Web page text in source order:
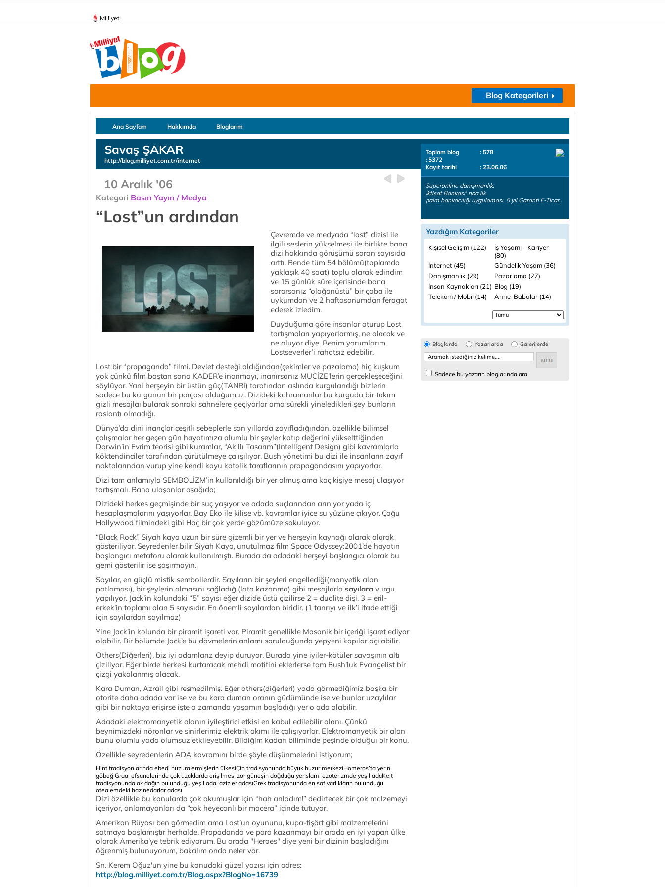
Milliyet
Blog Kategorileri
Ana Sayfam Hakkımda Bloglarım
Savaş ŞAKAR
http://blog.milliyet.com.tr/internet
10 Aralık '06
Kategori Basın Yayın / Medya
“Lost”un ardından
Çevremde ve medyada “lost” dizisi ile
ilgili seslerin yükselmesi ile birlikte bana
dizi hakkında görüşümü soran sayısıda
arttı. Bende tüm 54 bölümü(toplamda
yaklaşık 40 saat) toplu olarak edindim
ve 15 günlük süre içerisinde bana
sorarsanız “olağanüstü” bir çaba ile
uykumdan ve 2 haftasonumdan feragat
ederek izledim.
Duyduğuma göre insanlar oturup Lost
tartışmaları yapıyorlarmış, ne olacak ve
ne oluyor diye. Benim yorumlarım
Lostseverler’i rahatsız edebilir.
Lost bir “propaganda” filmi. Devlet desteği aldığından(çekimler ve pazalama) hiç kuşkum
yok çünkü film baştan sona KADER’e inanmayı, inanırsanız MUCİZE’lerin gerçekleşeceğini
söylüyor. Yani herşeyin bir üstün güç(TANRI) tarafından aslında kurgulandığı bizlerin
sadece bu kurgunun bir parçası olduğumuz. Dizideki kahramanlar bu kurguda bir takım
gizli mesajlaı bularak sonraki sahnelere geçiyorlar ama sürekli yineledikleri şey bunların
raslantı olmadığı.
Dünya’da dini inançlar çeşitli sebeplerle son yıllarda zayıfladığından, özellikle bilimsel
çalışmalar her geçen gün hayatımıza olumlu bir şeyler katıp değerini yükselttiğinden
Darwin’in Evrim teorisi gibi kuramlar, “Akıllı Tasarım”(Intelligent Design) gibi kavramlarla
köktendinciler tarafından çürütülmeye çalışılıyor. Bush yönetimi bu dizi ile insanların zayıf
noktalarından vurup yine kendi koyu katolik taraflarının propagandasını yapıyorlar.
Dizi tam anlamıyla SEMBOLİZM’in kullanıldığı bir yer olmuş ama kaç kişiye mesaj ulaşıyor
tartışmalı. Bana ulaşanlar aşağıda;
Dizideki herkes geçmişinde bir suç yaşıyor ve adada suçlarından arınıyor yada iç
hesaplaşmalarını yaşıyorlar. Bay Eko ile kilise vb. kavramlar iyice su yüzüne çıkıyor. Çoğu
Hollywood filmindeki gibi Haç bir çok yerde gözümüze sokuluyor.
“Black Rock” Siyah kaya uzun bir süre gizemli bir yer ve herşeyin kaynağı olarak olarak
gösteriliyor. Seyredenler bilir Siyah Kaya, unutulmaz film Space Odyssey:2001’de hayatın
başlangıcı metaforu olarak kullanılmıştı. Burada da adadaki herşeyi başlangıcı olarak bu
gemi gösterilir ise şaşırmayın.
Sayılar, en güçlü mistik sembollerdir. Sayıların bir şeyleri engellediği(manyetik alan
patlaması), bir şeylerin olmasını sağladığı(loto kazanma) gibi mesajlarla sayılara vurgu
yapılıyor. Jack’in kolundaki “5” sayısı eğer dizide üstü çizilirse 2 = dualite dişi, 3 = eril-
erkek’in toplamı olan 5 sayısıdır. En önemli sayılardan biridir. (1 tanrıyı ve ilk’i ifade ettiği
için sayılardan sayılmaz)
Yine Jack’in kolunda bir piramit işareti var. Piramit genellikle Masonik bir içeriği işaret ediyor
olabilir. Bir bölümde Jack’e bu dövmelerin anlamı sorulduğunda yepyeni kapılar açılabilir.
Others(Diğerleri), biz iyi adamlarız deyip duruyor. Burada yine iyiler-kötüler savaşının altı
çiziliyor. Eğer birde herkesi kurtaracak mehdi motifini eklerlerse tam Bush’luk Evangelist bir
çizgi yakalanmış olacak.
Kara Duman, Azrail gibi resmedilmiş. Eğer others(diğerleri) yada görmediğimiz başka bir
otorite daha adada var ise ve bu kara duman oranın güdümünde ise ve bunlar uzaylılar
gibi bir noktaya erişirse işte o zamanda yaşamın başladığı yer o ada olabilir.
Adadaki elektromanyetik alanın iyileştirici etkisi en kabul edilebilir olanı. Çünkü
beynimizdeki nöronlar ve sinirlerimiz elektrik akımı ile çalışıyorlar. Elektromanyetik bir alan
bunu olumlu yada olumsuz etkileyebilir. Bildiğim kadarı biliminde peşinde olduğuı bir konu.
Özellikle seyredenlerin ADA kavramını birde şöyle düşünmelerini istiyorum;
Hint tradisyonlarında ebedi huzura ermişlerin ülkesiÇin tradisyonunda büyük huzur merkeziHomeros’ta yerin
göbeğiGraal efsanelerinde çok uzaklarda erişilmesi zor güneşin doğduğu yerİslami ezoterizmde yeşil adaKelt
tradisyonunda ak dağın bulunduğu yeşil ada, azizler adasıGrek tradisyonunda en saf varlıkların bulunduğu
ötealemdeki hazinedarlar adası
Dizi özellikle bu konularda çok okumuşlar için “hah anladım!” dedirtecek bir çok malzemeyi
içeriyor, anlamayanları da “çok heyecanlı bir macera” içinde tutuyor.
Amerikan Rüyası ben görmedim ama Lost’un oyununu, kupa-tişört gibi malzemelerini
satmaya başlamıştır herhalde. Propadanda ve para kazanmayı bir arada en iyi yapan ülke
olarak Amerika’ye tebrik ediyorum. Bu arada "Heroes" diye yeni bir dizinin başladığını
öğrenmiş bulunuyorum, bakalım onda neler var.
Sn. Kerem Oğuz'un yine bu konudaki güzel yazısı için adres:
http://blog.milliyet.com.tr/Blog.aspx?BlogNo=16739
Toplam blog
: 578
: 5372
Kayıt tarihi
: 23.06.06
Superonline danışmanlık,
İktisat Bankası' nda ilk
palm bankacılığı uygulaması, 5 yıl Garanti E-Ticar..
Yazdığım Kategoriler
Kişisel Gelişim (122) İş Yaşamı - Kariyer
(80)
İnternet (45)
Gündelik Yaşam (36)
Danışmanlık (29)
Pazarlama (27)
İnsan Kaynakları (21) Blog (19)
Telekom / Mobil (14)
Anne-Babalar (14)
Bloglarda Yazarlarda Galerilerde
Sadece bu yazarın bloglarında ara